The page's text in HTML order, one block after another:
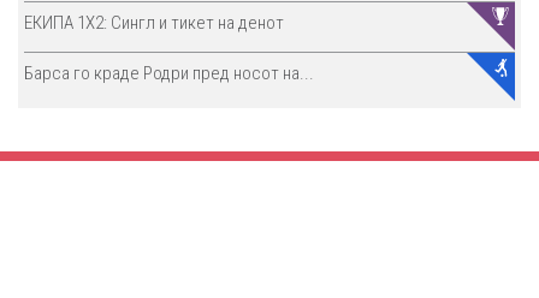
ЕКИПА 1Х2: Сингл и тикет на денот
Барса го краде Родри пред носот на...